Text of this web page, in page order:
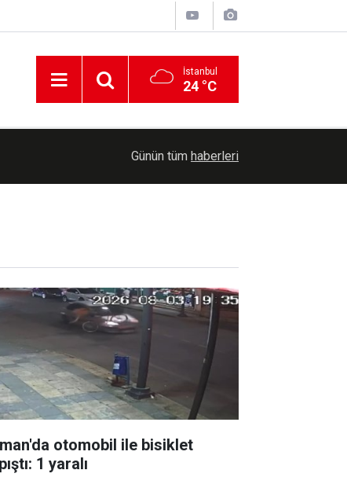
İstanbul
24 °C
TBMM Genel Kurulunda şehit aileleri ve
Günün tüm haberleri
otomobil ile bisiklet
1 yaralı